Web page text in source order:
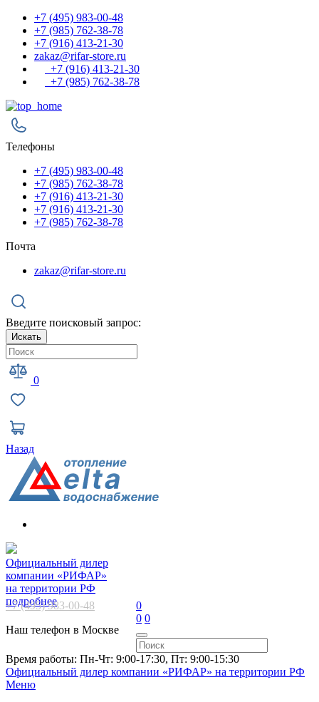
+7 (495) 983-00-48
+7 (985) 762-38-78
+7 (916) 413-21-30
zakaz@rifar-store.ru
+7 (916) 413-21-30
+7 (985) 762-38-78
Телефоны
+7 (495) 983-00-48
+7 (985) 762-38-78
+7 (916) 413-21-30
+7 (916) 413-21-30
+7 (985) 762-38-78
Почта
zakaz@rifar-store.ru
Введите поисковый запрос:
Искать
0
Назад
Официальный дилер
компании «РИФАР»
на территории РФ
подробнее
+7 (495) 983-00-48
Наш телефон в Москве
0
0 0
Время работы: Пн-Чт: 9:00-17:30, Пт: 9:00-15:30
Официальный дилер компании «РИФАР» на территории РФ
Меню